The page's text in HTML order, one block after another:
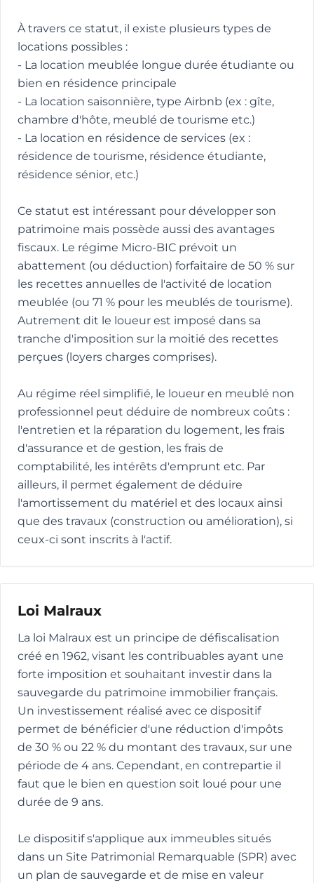
À travers ce statut, il existe plusieurs types de
locations possibles :
- La location meublée longue durée étudiante ou
bien en résidence principale
- La location saisonnière, type Airbnb (ex : gîte,
chambre d'hôte, meublé de tourisme etc.)
- La location en résidence de services (ex :
résidence de tourisme, résidence étudiante,
résidence sénior, etc.)
Ce statut est intéressant pour développer son
patrimoine mais possède aussi des avantages
fiscaux. Le régime Micro-BIC prévoit un
abattement (ou déduction) forfaitaire de 50 % sur
les recettes annuelles de l'activité de location
meublée (ou 71 % pour les meublés de tourisme).
Autrement dit le loueur est imposé dans sa
tranche d'imposition sur la moitié des recettes
perçues (loyers charges comprises).
Au régime réel simplifié, le loueur en meublé non
professionnel peut déduire de nombreux coûts :
l'entretien et la réparation du logement, les frais
d'assurance et de gestion, les frais de
comptabilité, les intérêts d'emprunt etc. Par
ailleurs, il permet également de déduire
l'amortissement du matériel et des locaux ainsi
que des travaux (construction ou amélioration), si
ceux-ci sont inscrits à l'actif.
Loi Malraux
La loi Malraux est un principe de défiscalisation
créé en 1962, visant les contribuables ayant une
forte imposition et souhaitant investir dans la
sauvegarde du patrimoine immobilier français.
Un investissement réalisé avec ce dispositif
permet de bénéficier d'une réduction d'impôts
de 30 % ou 22 % du montant des travaux, sur une
période de 4 ans. Cependant, en contrepartie il
faut que le bien en question soit loué pour une
durée de 9 ans.
Le dispositif s'applique aux immeubles situés
dans un Site Patrimonial Remarquable (SPR) avec
un plan de sauvegarde et de mise en valeur